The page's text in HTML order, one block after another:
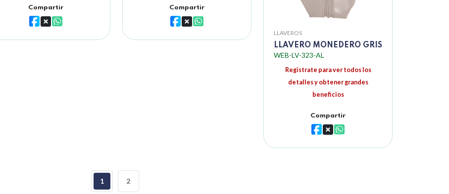
Compartir Compartir
LLAVEROS
LLAVERO MONEDERO GRIS
WEB-LV-323-AL
Registrate para ver todos los
detalles y obtener grandes
beneficios
Compartir
1 2